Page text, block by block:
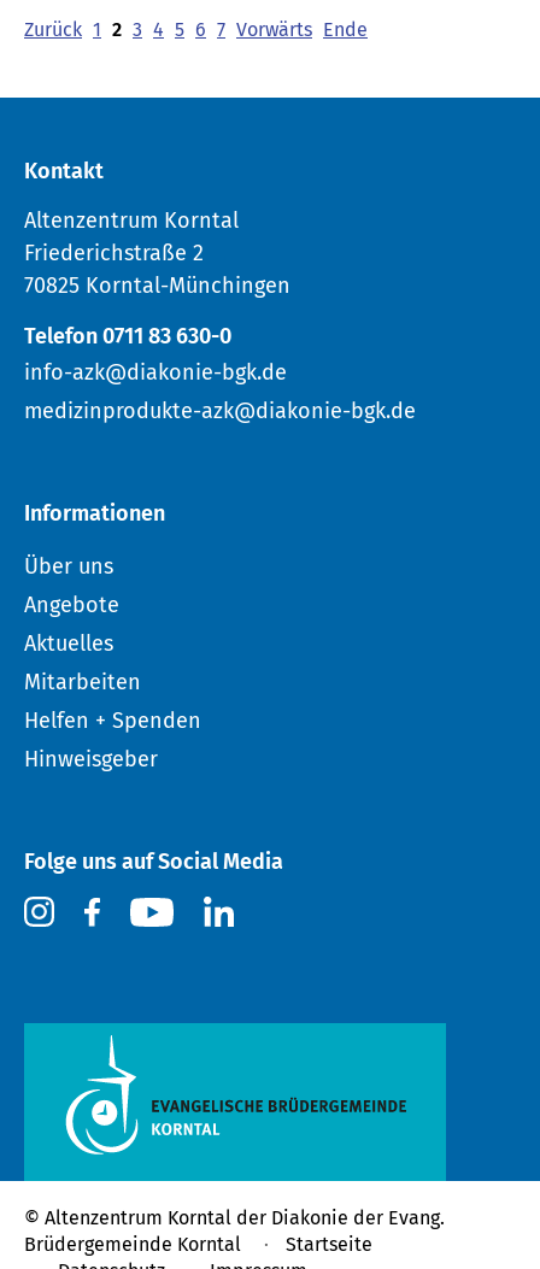
Zurück 1 2 3 4 5 6 7 Vorwärts Ende
Kontakt
Altenzentrum Korntal
Friederichstraße 2
70825 Korntal-Münchingen
Telefon 0711 83 630-0
info-azk@diakonie-bgk.de
medizinprodukte-azk@diakonie-bgk.de
Informationen
Über uns
Angebote
Aktuelles
Mitarbeiten
Helfen + Spenden
Hinweisgeber
Folge uns auf Social Media
© Altenzentrum Korntal der Diakonie der Evang.
Brüdergemeinde Korntal
Startseite